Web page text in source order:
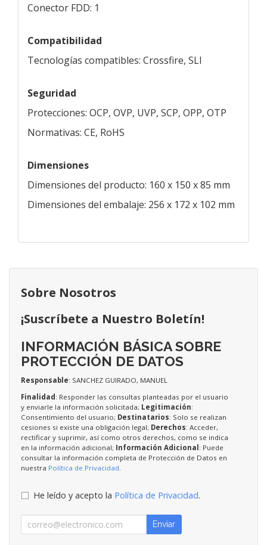
Conector FDD: 1
Compatibilidad
Tecnologías compatibles: Crossfire, SLI
Seguridad
Protecciones: OCP, OVP, UVP, SCP, OPP, OTP
Normativas: CE, RoHS
Dimensiones
Dimensiones del producto: 160 x 150 x 85 mm
Dimensiones del embalaje: 256 x 172 x 102 mm
Sobre Nosotros
¡Suscríbete a Nuestro Boletín!
INFORMACIÓN BÁSICA SOBRE
PROTECCIÓN DE DATOS
Responsable: SANCHEZ GUIRADO, MANUEL
Finalidad: Responder las consultas planteadas por el usuario
y enviarle la información solicitada; Legitimación:
Consentimiento del usuario; Destinatarios: Solo se realizan
cesiones si existe una obligación legal; Derechos: Acceder,
rectificar y suprimir, así como otros derechos, como se indica
en la información adicional; Información Adicional: Puede
consultar la información completa de Protección de Datos en
nuestra Política de Privacidad
He leído y acepto la Política de Privacidad.
Enviar